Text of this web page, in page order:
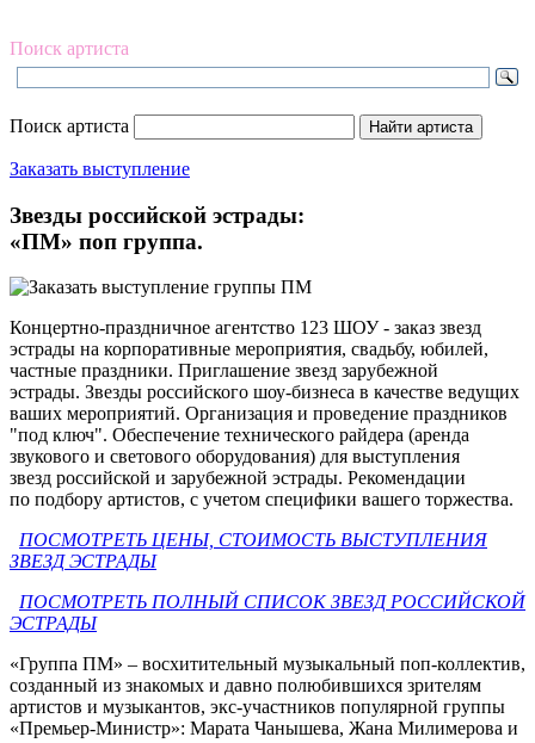
Поиск артиста
Поиск артиста
Заказать выступление
Звезды российской эстрады:
«ПМ» поп группа.
Концертно-праздничное агентство 123 ШОУ - заказ звезд
эстрады на корпоративные мероприятия, свадьбу, юбилей,
частные праздники. Приглашение звезд зарубежной
эстрады. Звезды российского шоу-бизнеса в качестве ведущих
ваших мероприятий. Организация и проведение праздников
"под ключ". Обеспечение технического райдера (аренда
звукового и светового оборудования) для выступления
звезд российской и зарубежной эстрады. Рекомендации
по подбору артистов, с учетом специфики вашего торжества.
ПОСМОТРЕТЬ ЦЕНЫ, СТОИМОСТЬ ВЫСТУПЛЕНИЯ
ЗВЕЗД ЭСТРАДЫ
ПОСМОТРЕТЬ ПОЛНЫЙ СПИСОК ЗВЕЗД РОССИЙСКОЙ
ЭСТРАДЫ
«Группа ПМ» – восхитительный музыкальный поп-коллектив,
созданный из знакомых и давно полюбившихся зрителям
артистов и музыкантов, экс-участников популярной группы
«Премьер-Министр»: Марата Чанышева, Жана Милимерова и